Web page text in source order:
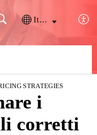
Italiano
STRATEGIES
i
corretti